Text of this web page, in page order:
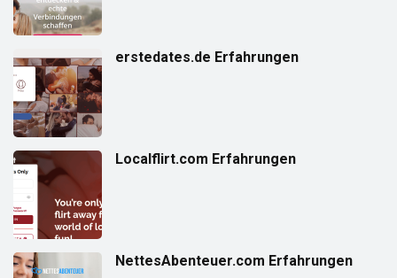
erstedates.de Erfahrungen
Localflirt.com Erfahrungen
NettesAbenteuer.com Erfahrungen